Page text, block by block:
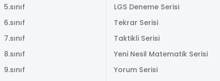
5.sınıf
6.sınıf
7.sınıf
8.sınıf
9.sınıf
LGS Deneme Serisi
Tekrar Serisi
Taktikli Serisi
Yeni Nesil Matematik Serisi
Yorum Serisi